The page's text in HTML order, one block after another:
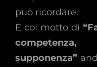
può ricordare.
E col motto di
supponenza”